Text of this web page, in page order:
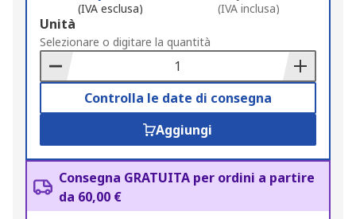
(IVA esclusa) (IVA inclusa)
Add
to
Basket
Unità
Selezionare o digitare la quantità
Controlla le date di consegna
Aggiungi
Consegna GRATUITA per ordini a partire
da 60,00 €